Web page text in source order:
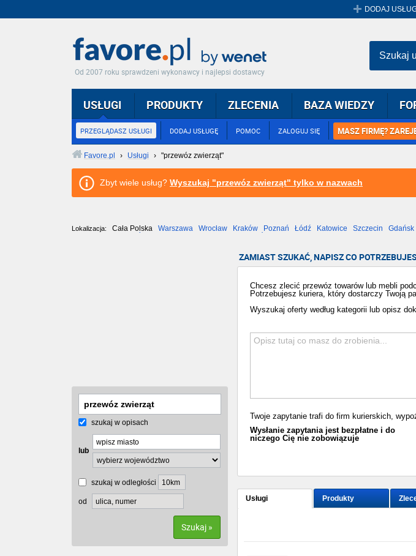
DODAJ
Od 2007 roku sprawdzeni wykonawcy i najlepsi dostawcy
USŁUGI
PRZEGLĄDASZ USŁUGI DODAJ USŁUGĘ POMOC ZALOGUJ SIĘ MASZ FIRMĘ?
PRODUKTY ZLECENIA BAZA WIEDZY
Szukaj
Favore.pl › Usługi › "przewóz zwierząt"
Zbyt wiele usług? Wyszukaj "przewóz zwierząt" tylko w nazwach
Lokalizacja: Cała Polska Warszawa Wrocław Kraków Poznań Łódź Katowice Szczecin Gdańsk
szukaj w opisach
lub
szukaj w odległości
od
Szukaj »
ZAMIAST SZUKAĆ, NAPISZ CO
Chcesz zlecić przewóz towarów lub mebli
Potrzebujesz kuriera, który dostarczy Twoją
Wyszukaj oferty według kategorii lub opisz
Twoje zapytanie trafi do firm kurierskich,
Wysłanie zapytania jest bezpłatne i do
niczego Cię nie zobowiązuje
Usługi Produkty